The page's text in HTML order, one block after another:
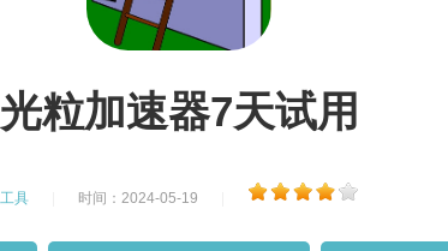
光粒加速器7天试用
工具 时间：2024-05-19